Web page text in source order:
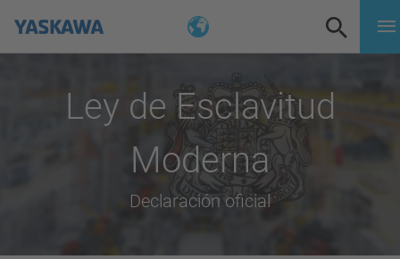
Ley de Esclavitud
Moderna
Declaración oficial